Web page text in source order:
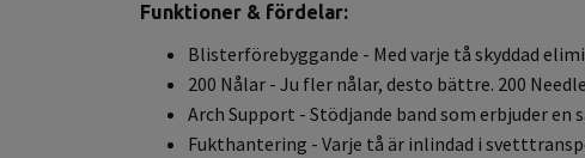
Funktioner & fördelar:
Blisterförebyggande - Med varje tå skyddad
200 Nålar - Ju fler nålar, desto bättre. 200
Arch Support - Stödjande band som erbjuder en
Fukthantering - Varje tå är inlindad i